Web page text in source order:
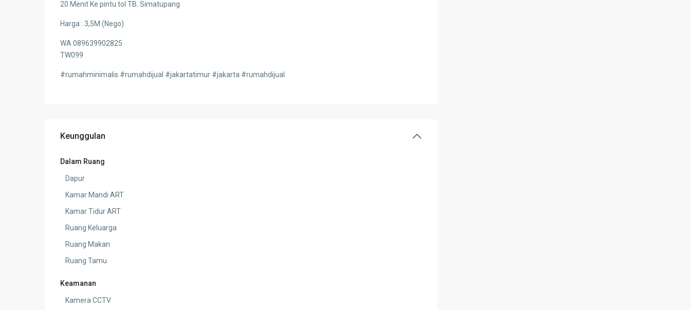
20 Menit Ke pintu tol TB. Simatupang
Harga : 3,5M (Nego)
WA 089639902825
TW099
#rumahminimalis #rumahdijual #jakartatimur #jakarta #rumahdijual
Keunggulan
Dalam Ruang
Dapur
Kamar Mandi ART
Kamar Tidur ART
Ruang Keluarga
Ruang Makan
Ruang Tamu
Keamanan
Kamera CCTV